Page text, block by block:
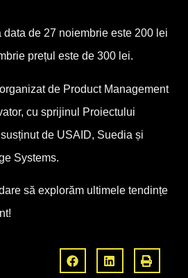
de 27 noiembrie este 200 lei
prețul este de 300 lei.
de Product Management
cu sprijinul Proiectului
de USAID, Suedia și
Systems.
să explorăm ultimele tendințe